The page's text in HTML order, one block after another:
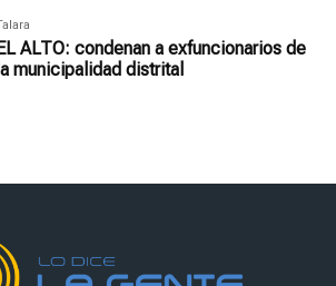
ALTO: condenan a exfuncionarios de
la municipalidad distrital